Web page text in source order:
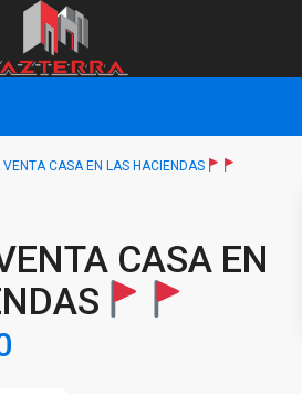
VENTA CASA EN LAS HACIENDAS
CASA EN